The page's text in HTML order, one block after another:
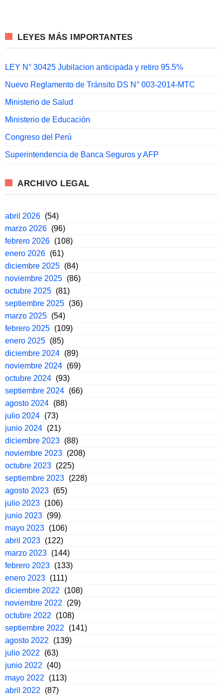
LEYES MÁS IMPORTANTES
LEY N° 30425 Jubilacion anticipada y retiro 95.5%
Nuevo Reglamento de Tránsito DS N° 003-2014-MTC
Ministerio de Salud
Ministerio de Educación
Congreso del Perú
Superintendencia de Banca Seguros y AFP
ARCHIVO LEGAL
abril 2026 (54)
marzo 2026 (96)
febrero 2026 (108)
enero 2026 (61)
diciembre 2025 (84)
noviembre 2025 (86)
octubre 2025 (81)
septiembre 2025 (36)
marzo 2025 (54)
febrero 2025 (109)
enero 2025 (85)
diciembre 2024 (89)
noviembre 2024 (69)
octubre 2024 (93)
septiembre 2024 (66)
agosto 2024 (88)
julio 2024 (73)
junio 2024 (21)
diciembre 2023 (88)
noviembre 2023 (208)
octubre 2023 (225)
septiembre 2023 (228)
agosto 2023 (65)
julio 2023 (106)
junio 2023 (99)
mayo 2023 (106)
abril 2023 (122)
marzo 2023 (144)
febrero 2023 (133)
enero 2023 (111)
diciembre 2022
(108)
noviembre 2022
(29)
octubre 2022
(108)
septiembre 2022
(141)
agosto 2022
(139)
julio 2022
(63)
junio 2022
(40)
mayo 2022
(113)
abril 2022
(87)